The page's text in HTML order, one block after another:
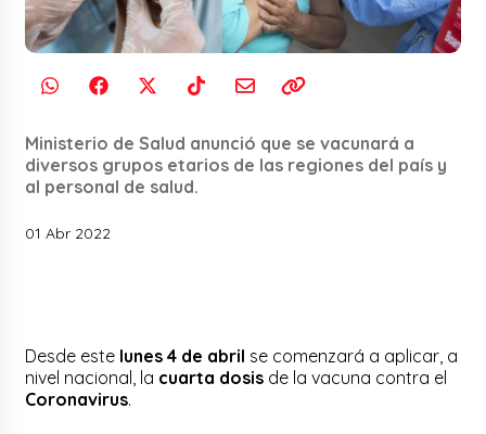
Ministerio de Salud anunció que se vacunará a
diversos grupos etarios de las regiones del país y
al personal de salud.
01 Abr 2022
Desde este lunes 4 de abril se comenzará a aplicar, a
nivel nacional, la cuarta dosis de la vacuna contra el
Coronavirus.